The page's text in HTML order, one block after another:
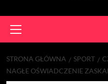
Menu
STRONA GŁÓWNA SPORT
NAGŁE OŚWIADCZENIE